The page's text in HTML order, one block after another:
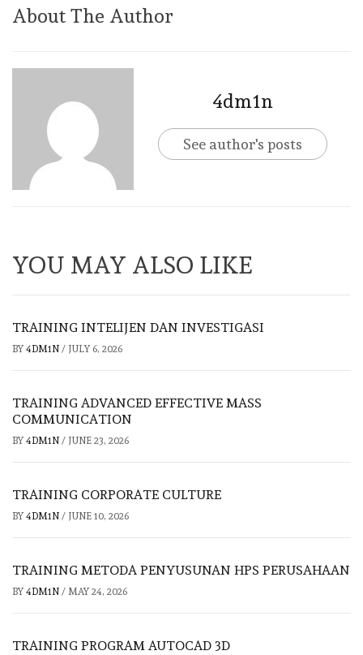
About The Author
4dm1n
See author's posts
YOU MAY ALSO LIKE
TRAINING INTELIJEN DAN INVESTIGASI
BY 4DM1N / JULY 6, 2026
TRAINING ADVANCED EFFECTIVE MASS
COMMUNICATION
BY 4DM1N / JUNE 23, 2026
TRAINING CORPORATE CULTURE
BY 4DM1N / JUNE 10, 2026
TRAINING METODA PENYUSUNAN HPS PERUSAHAAN
BY 4DM1N / MAY 24, 2026
TRAINING PROGRAM AUTOCAD 3D